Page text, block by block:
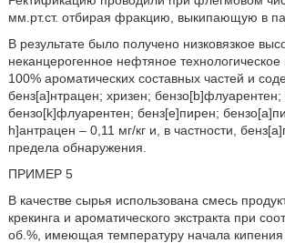
мм.рт.ст. отбирая фракцию, выкипающую в
В результате было получено низковязкое
неканцерогенное нефтяное
100% ароматических составных частей и
бенз[а]нтрацен; хризен;
бензо[k]флуарентен; бенз[е]пирен;
h]антрацен – 0,11 мг/кг и, в частности,
предела обнаружения.
ПРИМЕР 5
В качестве сырья использована смесь
крекинга и ароматического экстракта при
об.%, имеющая температуру начала